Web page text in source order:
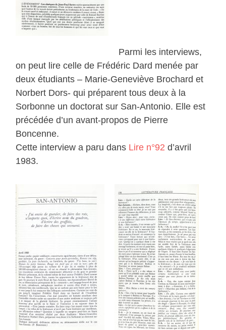
Parmi les interviews,
on peut lire celle de Frédéric Dard menée par
deux étudiants – Marie-Geneviève Brochard et
Norbert Dors- qui préparent tous deux à la
Sorbonne un doctorat sur San-Antonio. Elle est
précédée d’un avant-propos de Pierre
Boncenne.
Cette interview a paru dans Lire n°92 d’avril
1983.